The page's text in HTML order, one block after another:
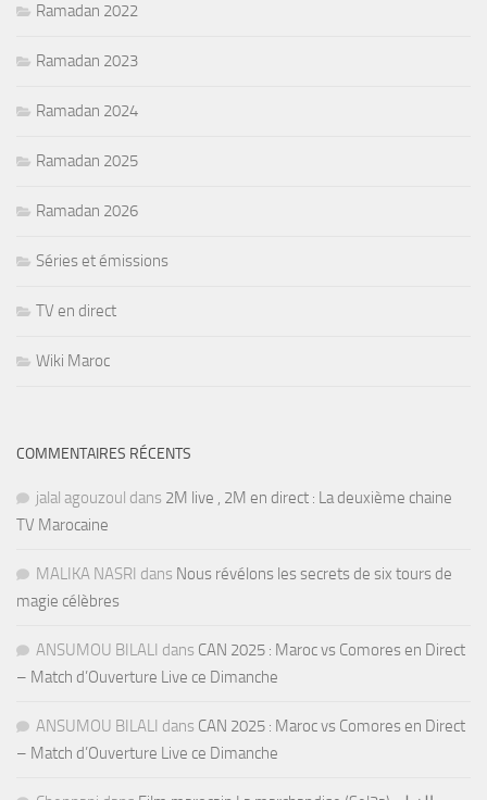
Ramadan 2022
Ramadan 2023
Ramadan 2024
Ramadan 2025
Ramadan 2026
Séries et émissions
TV en direct
Wiki Maroc
COMMENTAIRES RÉCENTS
jalal agouzoul dans 2M live , 2M en direct : La deuxième chaine
TV Marocaine
MALIKA NASRI dans Nous révélons les secrets de six tours de
magie célèbres
ANSUMOU BILALI dans CAN 2025 : Maroc vs Comores en Direct
– Match d’Ouverture Live ce Dimanche
ANSUMOU BILALI dans CAN 2025 : Maroc vs Comores en Direct
– Match d’Ouverture Live ce Dimanche